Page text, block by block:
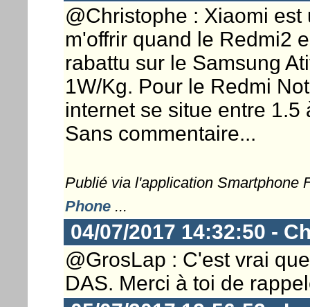
@Christophe : Xiaomi
m'offrir quand le Redmi2
rabattu sur le Samsung
1W/Kg. Pour le Redmi
internet se situe entre 1.5
Sans commentaire...
Publié via l'application Smartphone
Phone...
04/07/2017 14:32:50 -
@GrosLap : C'est vrai
DAS. Merci à toi de